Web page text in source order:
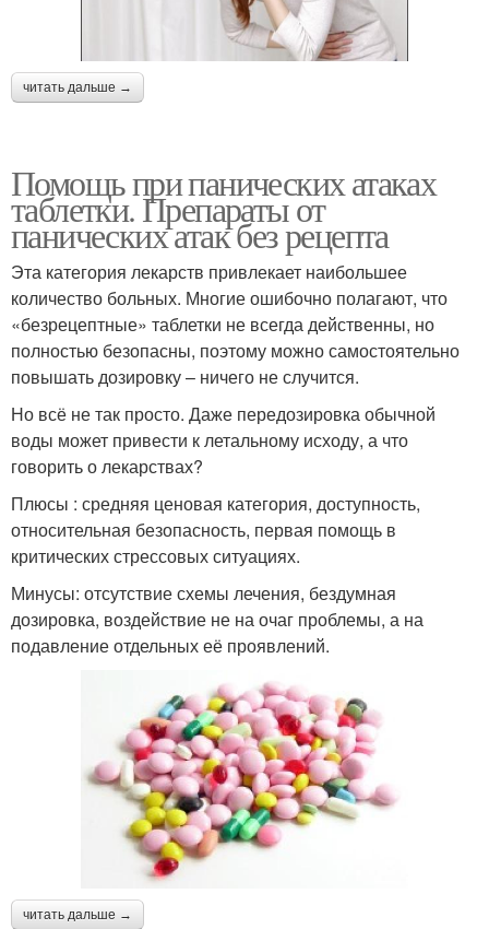
читать дальше →
Помощь при панических атаках
таблетки. Препараты от
панических атак без рецепта
Эта категория лекарств привлекает наибольшее
количество больных. Многие ошибочно полагают, что
«безрецептные» таблетки не всегда действенны, но
полностью безопасны, поэтому можно самостоятельно
повышать дозировку – ничего не случится.
Но всё не так просто. Даже передозировка обычной
воды может привести к летальному исходу, а что
говорить о лекарствах?
Плюсы : средняя ценовая категория, доступность,
относительная безопасность, первая помощь в
критических стрессовых ситуациях.
Минусы: отсутствие схемы лечения, бездумная
дозировка, воздействие не на очаг проблемы, а на
подавление отдельных её проявлений.
читать дальше →